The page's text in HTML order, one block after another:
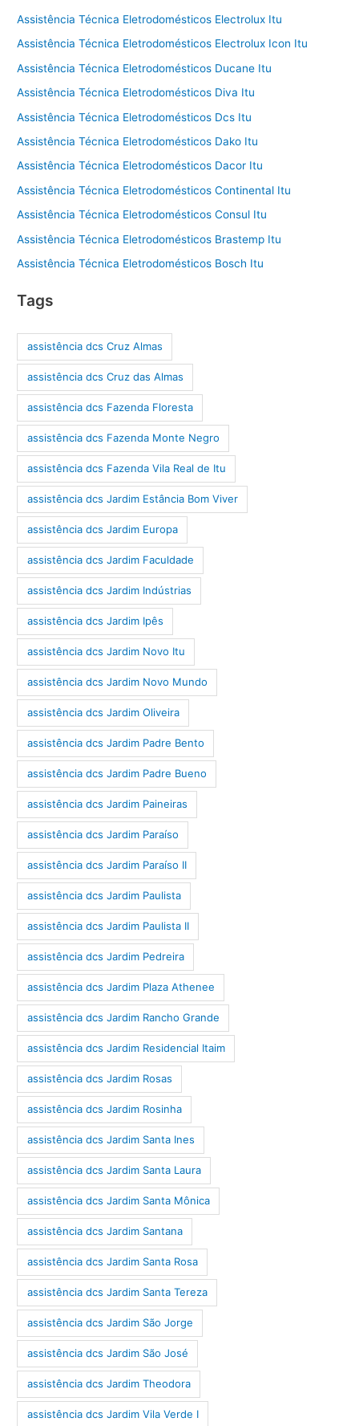
Assistência Técnica Eletrodomésticos Electrolux Itu
Assistência Técnica Eletrodomésticos Electrolux Icon Itu
Assistência Técnica Eletrodomésticos Ducane Itu
Assistência Técnica Eletrodomésticos Diva Itu
Assistência Técnica Eletrodomésticos Dcs Itu
Assistência Técnica Eletrodomésticos Dako Itu
Assistência Técnica Eletrodomésticos Dacor Itu
Assistência Técnica Eletrodomésticos Continental Itu
Assistência Técnica Eletrodomésticos Consul Itu
Assistência Técnica Eletrodomésticos Brastemp Itu
Assistência Técnica Eletrodomésticos Bosch Itu
Tags
assistência dcs Cruz Almas
assistência dcs Cruz das Almas
assistência dcs Fazenda Floresta
assistência dcs Fazenda Monte Negro
assistência dcs Fazenda Vila Real de Itu
assistência dcs Jardim Estância Bom Viver
assistência dcs Jardim Europa
assistência dcs Jardim Faculdade
assistência dcs Jardim Indústrias
assistência dcs Jardim Ipês
assistência dcs Jardim Novo Itu
assistência dcs Jardim Novo Mundo
assistência dcs Jardim Oliveira
assistência dcs Jardim Padre Bento
assistência dcs Jardim Padre Bueno
assistência dcs Jardim Paineiras
assistência dcs Jardim Paraíso
assistência dcs Jardim Paraíso II
assistência dcs Jardim Paulista
assistência dcs Jardim Paulista II
assistência dcs Jardim Pedreira
assistência dcs Jardim Plaza Athenee
assistência dcs Jardim Rancho Grande
assistência dcs Jardim Residencial Itaim
assistência dcs Jardim Rosas
assistência dcs Jardim Rosinha
assistência dcs Jardim Santa Ines
assistência dcs Jardim Santa Laura
assistência dcs Jardim Santa Mônica
assistência dcs Jardim Santana
assistência dcs Jardim Santa Rosa
assistência dcs Jardim Santa Tereza
assistência dcs Jardim São Jorge
assistência dcs Jardim São José
assistência dcs Jardim Theodora
assistência dcs Jardim Vila Verde I